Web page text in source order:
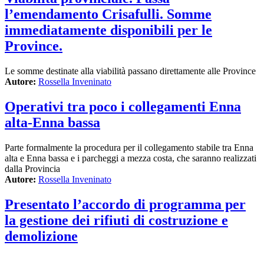
l’emendamento Crisafulli. Somme
immediatamente disponibili per le
Province.
Le somme destinate alla viabilità passano direttamente alle Province
Autore: Rossella Inveninato
Operativi tra poco i collegamenti Enna
alta-Enna bassa
Parte formalmente la procedura per il collegamento stabile tra Enna
alta e Enna bassa e i parcheggi a mezza costa, che saranno realizzati
dalla Provincia
Autore: Rossella Inveninato
Presentato l’accordo di programma per
la gestione dei rifiuti di costruzione e
demolizione